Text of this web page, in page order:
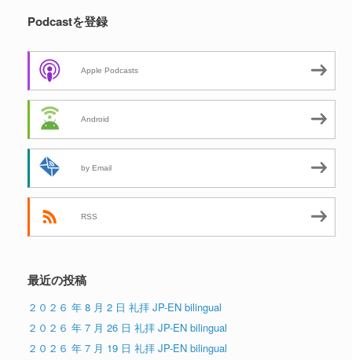
Podcastを登録
Apple Podcasts
Android
by Email
RSS
最近の投稿
２０２６ 年 8 月 2 日 礼拝 JP-EN bilingual
２０２６ 年 7 月 26 日 礼拝 JP-EN bilingual
２０２６ 年 7 月 19 日 礼拝 JP-EN bilingual